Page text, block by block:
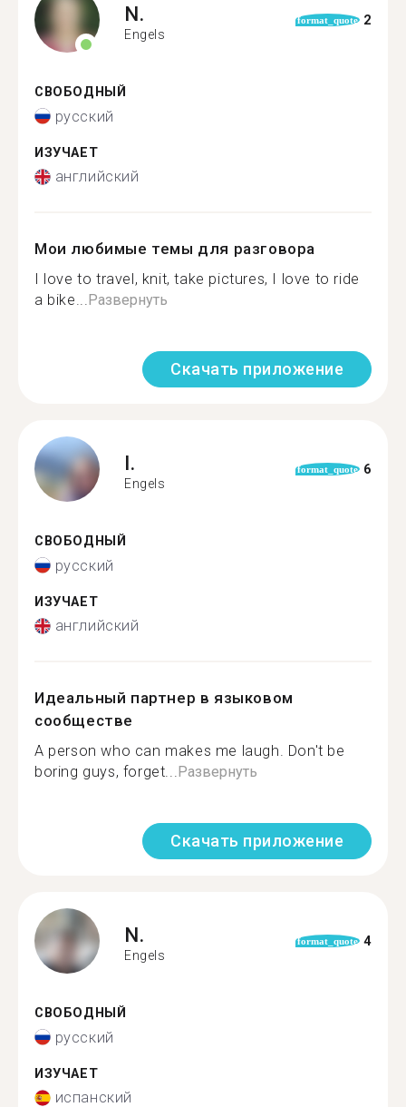
N.
Engels
format_quote 2
СВОБОДНЫЙ
русский
ИЗУЧАЕТ
английский
Мои любимые темы для разговора
I love to travel, knit, take pictures, I love to ride
a bike...Развернуть
Скачать приложение
I.
Engels
format_quote 6
СВОБОДНЫЙ
русский
ИЗУЧАЕТ
английский
Идеальный партнер в языковом
сообществе
A person who can makes me laugh. Don't be
boring guys, forget...Развернуть
Скачать приложение
N.
Engels
format_quote 4
СВОБОДНЫЙ
русский
ИЗУЧАЕТ
испанский